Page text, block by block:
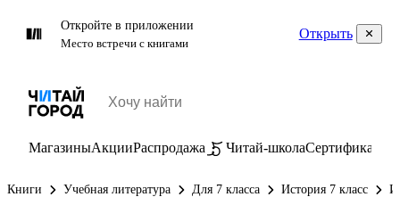
Откройте в приложении
Место встречи с книгами
Открыть
МагазиныАкцииРаспродажа Читай-школаСертификаты
Книги Учебная литература Для 7 класса История 7 класс